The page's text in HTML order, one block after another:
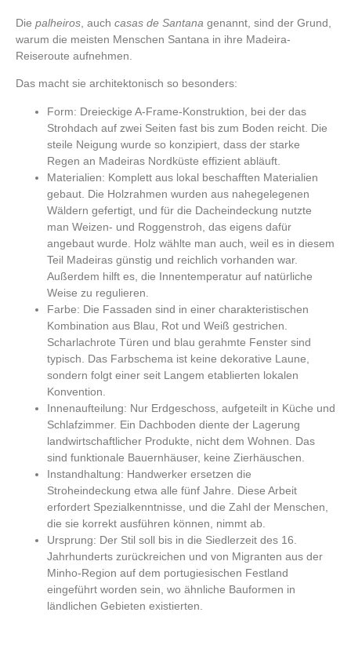
Die palheiros , auch casas de Santana genannt, sind der Grund,
warum die meisten Menschen Santana in ihre Madeira-
Reiseroute aufnehmen.
Das macht sie architektonisch so besonders:
Form: Dreieckige A-Frame-Konstruktion, bei der das
Strohdach auf zwei Seiten fast bis zum Boden reicht. Die
steile Neigung wurde so konzipiert, dass der starke
Regen an Madeiras Nordküste effizient abläuft.
Materialien: Komplett aus lokal beschafften Materialien
gebaut. Die Holzrahmen wurden aus nahegelegenen
Wäldern gefertigt, und für die Dacheindeckung nutzte
man Weizen- und Roggenstroh, das eigens dafür
angebaut wurde. Holz wählte man auch, weil es in diesem
Teil Madeiras günstig und reichlich vorhanden war.
Außerdem hilft es, die Innentemperatur auf natürliche
Weise zu regulieren.
Farbe: Die Fassaden sind in einer charakteristischen
Kombination aus Blau, Rot und Weiß gestrichen.
Scharlachrote Türen und blau gerahmte Fenster sind
typisch. Das Farbschema ist keine dekorative Laune,
sondern folgt einer seit Langem etablierten lokalen
Konvention.
Innenaufteilung: Nur Erdgeschoss, aufgeteilt in Küche und
Schlafzimmer. Ein Dachboden diente der Lagerung
landwirtschaftlicher Produkte, nicht dem Wohnen. Das
sind funktionale Bauernhäuser, keine Zierhäuschen.
Instandhaltung: Handwerker ersetzen die
Stroheindeckung etwa alle fünf Jahre. Diese Arbeit
erfordert Spezialkenntnisse, und die Zahl der Menschen,
die sie korrekt ausführen können, nimmt ab.
Ursprung: Der Stil soll bis in die Siedlerzeit des 16.
Jahrhunderts zurückreichen und von Migranten aus der
Minho-Region auf dem portugiesischen Festland
eingeführt worden sein, wo ähnliche Bauformen in
ländlichen Gebieten existierten.